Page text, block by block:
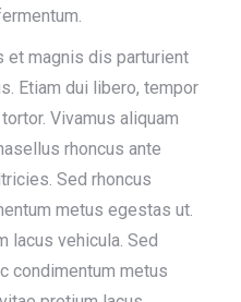
et magnis dis parturient
Etiam dui libero, tempor
Vivamus aliquam
rhoncus ante
Sed rhoncus
metus egestas ut.
lacus vehicula. Sed
condimentum metus